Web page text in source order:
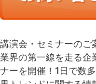
講演会・セミナーのご
業界の第一線を走る企
ナーを開催！ 1日で数